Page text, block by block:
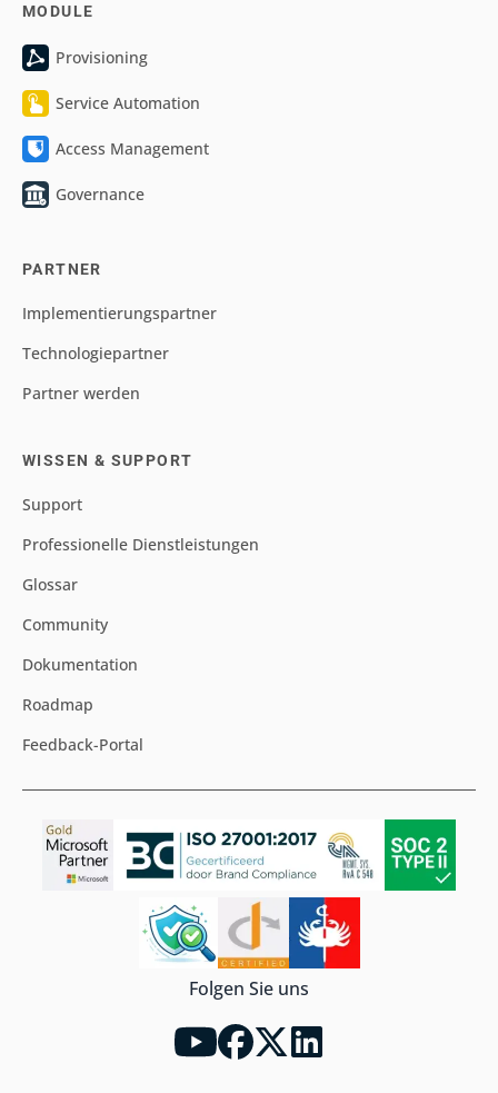
MODULE
Provisioning
Service Automation
Access Management
Governance
PARTNER
Implementierungspartner
Technologiepartner
Partner werden
WISSEN & SUPPORT
Support
Professionelle Dienstleistungen
Glossar
Community
Dokumentation
Roadmap
Feedback-Portal
Folgen Sie uns